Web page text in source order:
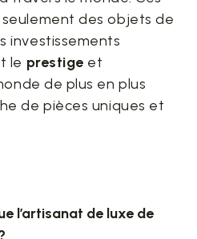
des objets de
investissements
le prestige et
de plus en plus
de pièces uniques et
l’artisanat de luxe de